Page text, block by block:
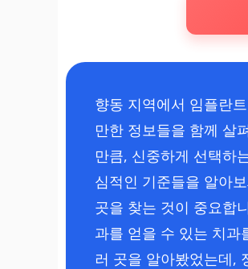
향동 지역에서 임플란
만한 정보들을 함께 살
만큼, 신중하게 선택하
심적인 기준들을 알아
곳을 찾는 것이 중요합
과를 얻을 수 있는 치과
러 곳을 알아봤었는데,